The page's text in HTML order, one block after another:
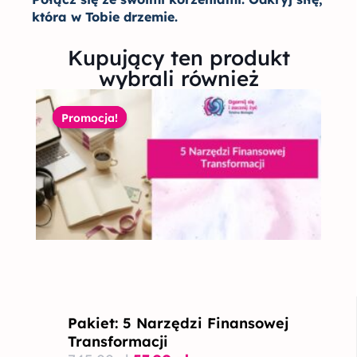
która w Tobie drzemie.
Kupujący ten produkt
wybrali również
Promocja!
Promocja!
Pakiet: 5 Narzędzi Finansowej
Transformacji
Pierwotna
wynosiła:
745,00 zł.
Aktualna
cena
wynosi:
57,00 zł.